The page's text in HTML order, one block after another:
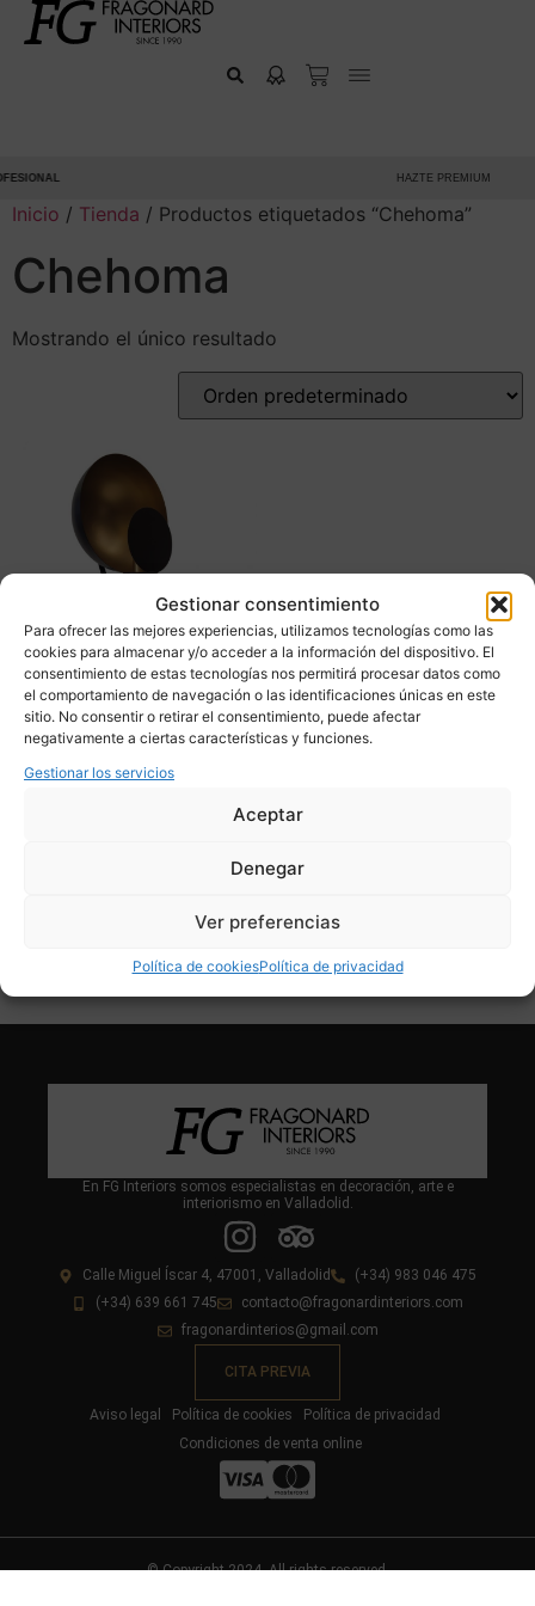
Gestionar consentimiento
Para ofrecer las mejores experiencias, utilizamos tecnologías como las
cookies para almacenar y/o acceder a la información del dispositivo. El
consentimiento de estas tecnologías nos permitirá procesar datos como
el comportamiento de navegación o las identificaciones únicas en este
sitio. No consentir o retirar el consentimiento, puede afectar
negativamente a ciertas características y funciones.
Gestionar los servicios
Aceptar
Denegar
Ver preferencias
Política de cookiesPolítica de privacidad
HAZTE PREMIUM
Inicio / Tienda / Productos etiquetados “Chehoma”
Chehoma
Mostrando el único resultado
Lámpara de mesa “Hide &
Seek”, Chehoma, Negro y
dorado, s. XXI – Francia
En FG Interiors somos especialistas en decoración, arte e
interiorismo en Valladolid.
Calle Miguel Íscar 4, 47001, Valladolid
(+34) 983 046 475
(+34) 639 661 745
contacto@fragonardinteriors.com
fragonardinterios@gmail.com
CITA PREVIA
Aviso legal Política de cookies
Política de privacidad
Condiciones de venta online
© Copyright 2024. All rights reserved.